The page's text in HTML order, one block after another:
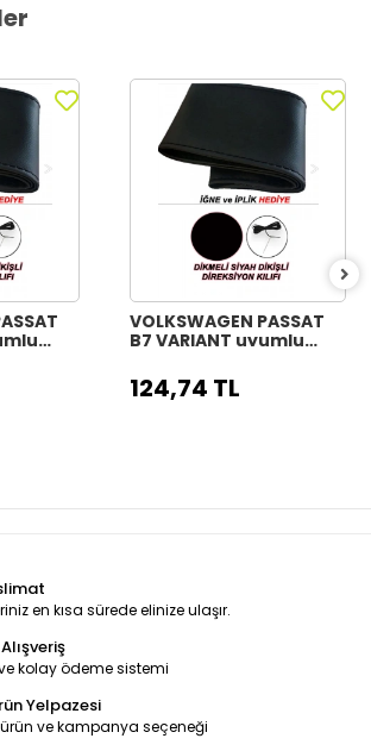
VOLKSWAGEN PASSAT
B7 VARIANT uyumlu
direksiyon kılıfı siyah
dikiş
124,74 TL
en kısa sürede elinize ulaşır.
kolay ödeme sistemi
Yelpazesi
ve kampanya seçeneği